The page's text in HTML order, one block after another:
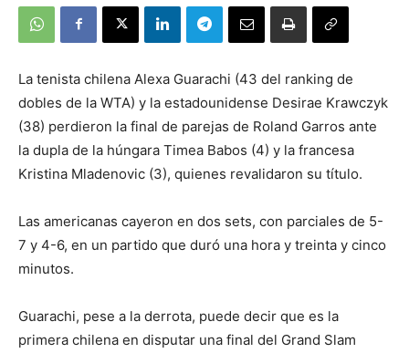
La tenista chilena Alexa Guarachi (43 del ranking de
dobles de la WTA) y la estadounidense Desirae Krawczyk
(38) perdieron la final de parejas de Roland Garros ante
la dupla de la húngara Timea Babos (4) y la francesa
Kristina Mladenovic (3), quienes revalidaron su título.
Las americanas cayeron en dos sets, con parciales de 5-
7 y 4-6, en un partido que duró una hora y treinta y cinco
minutos.
Guarachi, pese a la derrota, puede decir que es la
primera chilena en disputar una final del Grand Slam